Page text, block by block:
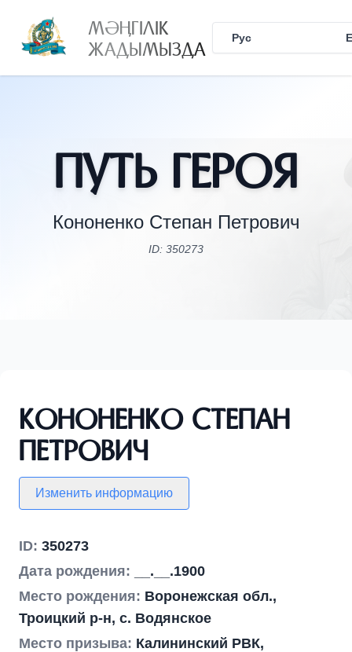
МӘҢГІЛІК
ЖАДЫМЫЗДА Рус
Путь Героя
Кононенко Степан Петрович
ID: 350273
Кононенко Степан
Петрович
Изменить информацию
ID: 350273
Дата рождения:
__.__.1900
Место рождения: Воронежская обл.,
Троицкий р-н, с. Водянское
Место призыва: Калининский РВК,